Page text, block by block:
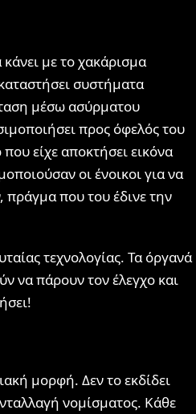
με το χακάρισμα
συστήματα
μέσω ασύρματου
προς όφελός του
είχε αποκτήσει εικόνα
οι ένοικοι για να
πράγμα που του έδινε την
τεχνολογίας. Τα όργανά
να πάρουν τον έλεγχο και
μορφή. Δεν το εκδίδει
νομίσματος. Κάθε